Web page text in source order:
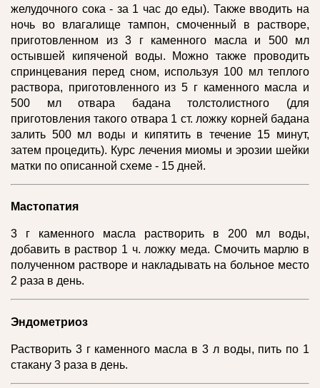
желудочного сока - за 1 час до еды). Также вводить на
ночь во влагалище тампон, смоченный в растворе,
приготовленном из 3 г каменного масла и 500 мл
остывшей кипяченой воды. Можно также проводить
спринцевания перед сном, используя 100 мл теплого
раствора, приготовленного из 5 г каменного масла и
500 мл отвара бадана толстолистного (для
приготовления такого отвара 1 ст. ложку корней бадана
залить 500 мл воды и кипятить в течение 15 минут,
затем процедить). Курс лечения миомы и эрозии шейки
матки по описанной схеме - 15 дней.
Мастопатия
3 г каменного масла растворить в 200 мл воды,
добавить в раствор 1 ч. ложку меда. Смочить марлю в
полученном растворе и накладывать на больное место
2 раза в день.
Эндометриоз
Растворить 3 г каменного масла в 3 л воды, пить по 1
стакану 3 раза в день.